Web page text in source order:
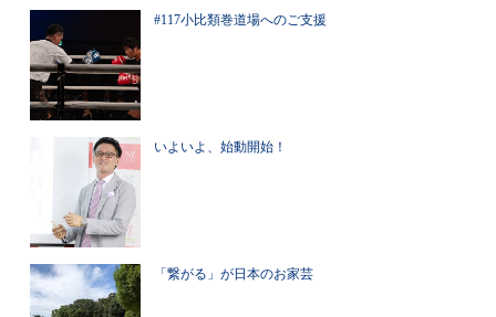
#117小比類巻道場へのご支援
いよいよ、始動開始！
「繋がる」が日本のお家芸